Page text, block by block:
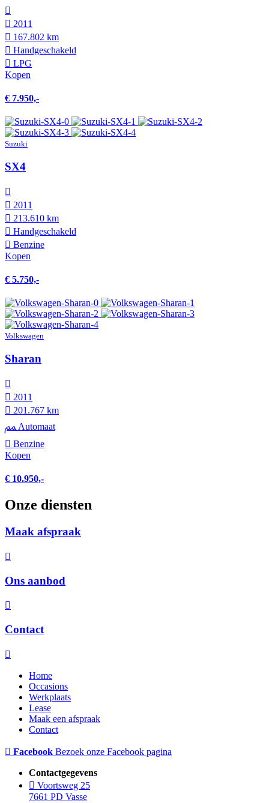
2011
167.802 km
Hand­geschakeld
LPG
Kopen
€ 7.950,-
Suzuki
SX4
2011
213.610 km
Hand­geschakeld
Benzine
Kopen
€ 5.750,-
Volkswagen
Sharan
2011
201.767 km
Automaat
Benzine
Kopen
€ 10.950,-
Onze diensten
Maak afspraak
Ons aanbod
Contact
Home
Occasions
Werkplaats
Lease
Maak een afspraak
Contact
Facebook Bezoek onze Facebook pagina
Contactgegevens
Voortsweg 25
7661 PD Vasse